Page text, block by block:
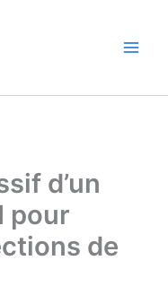
d’un
pour
de